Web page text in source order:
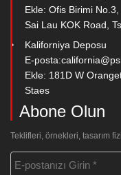
Ekle: Ofis Birimi
Sai Lau KOK Road,
Kaliforniya Deposu
E-posta:
Ekle: 181D W
Staes
Abone Olun
Teklifleri, örnekleri, tasarım